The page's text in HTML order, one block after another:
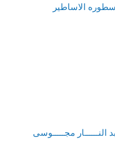
الاساطير
مجـــــوسى